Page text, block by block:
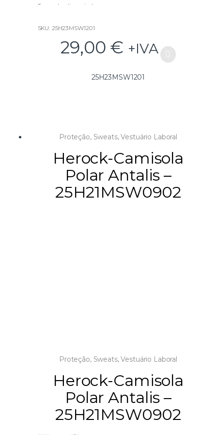
Tamanho disponível:
SKU: 25H23MSW1201
29,00 € +IVA
25H23MSW1201
Proteção, Sweats,Vestuário Laboral
Herock-Camisola
Polar Antalis –
25H21MSW0902
Proteção, Sweats,Vestuário Laboral
Herock-Camisola
Polar Antalis –
25H21MSW0902